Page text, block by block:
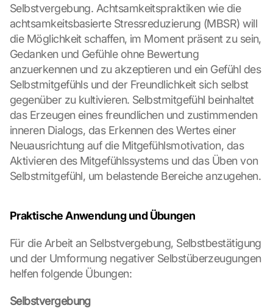
Selbstvergebung. Achtsamkeitspraktiken wie die
achtsamkeitsbasierte Stressreduzierung (MBSR) will
die Möglichkeit schaffen, im Moment präsent zu sein,
Gedanken und Gefühle ohne Bewertung
anzuerkennen und zu akzeptieren und ein Gefühl des
Selbstmitgefühls und der Freundlichkeit sich selbst
gegenüber zu kultivieren. Selbstmitgefühl beinhaltet
das Erzeugen eines freundlichen und zustimmenden
inneren Dialogs, das Erkennen des Wertes einer
Neuausrichtung auf die Mitgefühlsmotivation, das
Aktivieren des Mitgefühlssystems und das Üben von
Selbstmitgefühl, um belastende Bereiche anzugehen.
Praktische Anwendung und Übungen
Für die Arbeit an Selbstvergebung, Selbstbestätigung
und der Umformung negativer Selbstüberzeugungen
helfen folgende Übungen:
Selbstvergebung